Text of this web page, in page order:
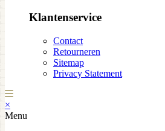
Klantenservice
Contact
Retourneren
Sitemap
Privacy Statement
×
Menu